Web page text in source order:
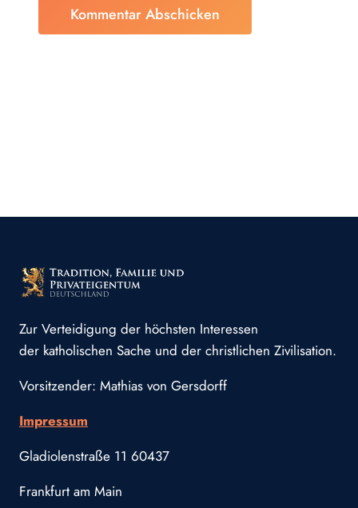
Zur Verteidigung der höchsten Interessen
der katholischen Sache und der christlichen Zivilisation.
Vorsitzender: Mathias von Gersdorff
Impressum
Gladiolenstraße 11 60437
Frankfurt am Main